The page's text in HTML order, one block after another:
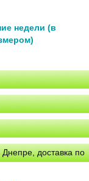
недели (в
доставка по